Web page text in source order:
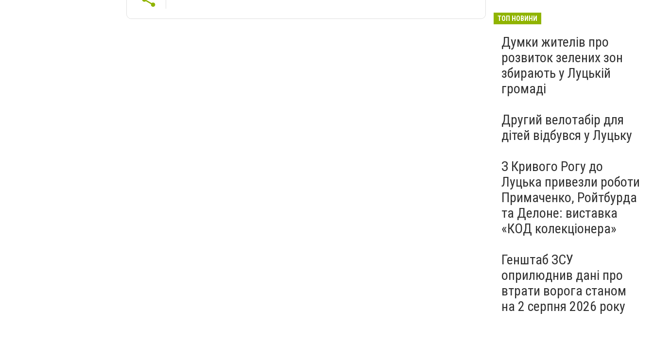
ТОП НОВИНИ
Думки жителів про
розвиток зелених зон
збирають у Луцькій
громаді
Другий велотабір для
дітей відбувся у Луцьку
З Кривого Рогу до
Луцька привезли роботи
Примаченко, Ройтбурда
та Делоне: виставка
«КОД колекціонера»
Генштаб ЗСУ
оприлюднив дані про
втрати ворога станом
на 2 серпня 2026 року